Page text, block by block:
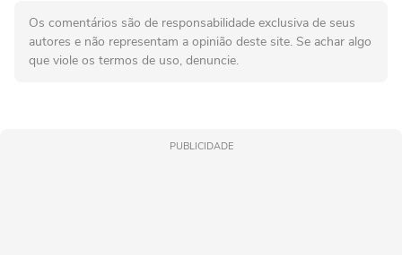
Os comentários são de responsabilidade exclusiva de seus
autores e não representam a opinião deste site. Se achar algo
que viole os termos de uso, denuncie.
PUBLICIDADE